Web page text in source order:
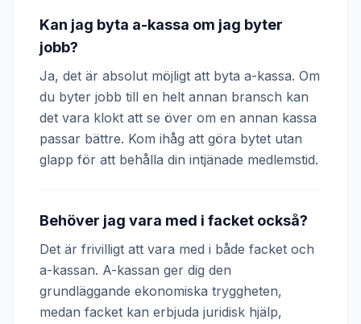
Kan jag byta a-kassa om jag byter
jobb?
Ja, det är absolut möjligt att byta a-kassa. Om
du byter jobb till en helt annan bransch kan
det vara klokt att se över om en annan kassa
passar bättre. Kom ihåg att göra bytet utan
glapp för att behålla din intjänade medlemstid.
Behöver jag vara med i facket också?
Det är frivilligt att vara med i både facket och
a-kassan. A-kassan ger dig den
grundläggande ekonomiska tryggheten,
medan facket kan erbjuda juridisk hjälp,